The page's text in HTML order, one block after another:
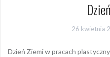
26 kwietnia
Dzień Ziemi w pracach